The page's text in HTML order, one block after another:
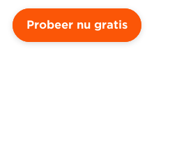
Probeer nu gratis